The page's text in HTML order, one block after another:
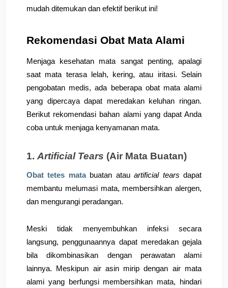
mudah ditemukan dan efektif berikut ini!
Rekomendasi Obat Mata Alami
Menjaga kesehatan mata sangat penting, apalagi
saat mata terasa lelah, kering, atau iritasi. Selain
pengobatan medis, ada beberapa obat mata alami
yang dipercaya dapat meredakan keluhan ringan.
Berikut rekomendasi bahan alami yang dapat Anda
coba untuk menjaga kenyamanan mata.
1. Artificial Tears (Air Mata Buatan)
Obat tetes mata buatan atau artificial tears dapat
membantu melumasi mata, membersihkan alergen,
dan mengurangi peradangan.
Meski tidak menyembuhkan infeksi secara
langsung, penggunaannya dapat meredakan gejala
bila dikombinasikan dengan perawatan alami
lainnya. Meskipun air asin mirip dengan air mata
alami yang berfungsi membersihkan mata, hindari